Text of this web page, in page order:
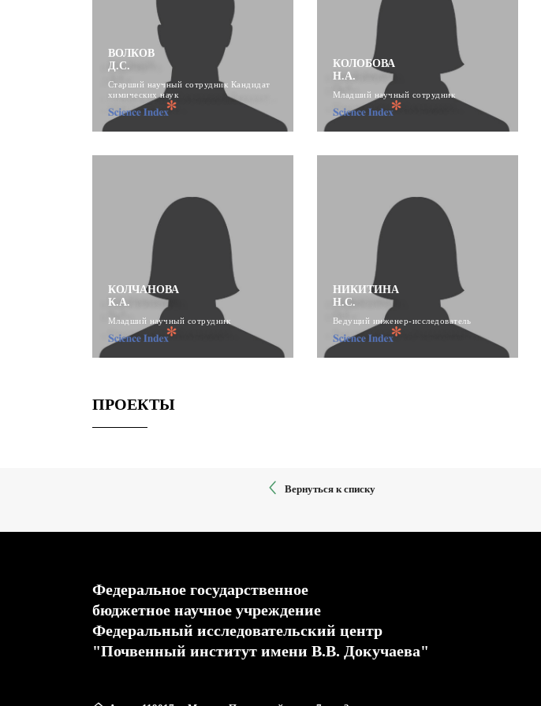
ВОЛКОВ
Д.С.
Старший научный сотрудник Кандидат
химических наук
КОЛОБОВА
Н.А.
Младший научный сотрудник
КОЛЧАНОВА
К.А.
Младший научный сотрудник
НИКИТИНА
Н.С.
Ведущий инженер-исследователь
ПРОЕКТЫ
Вернуться к списку
Федеральное государственное
бюджетное научное учреждение
Федеральный исследовательский центр
"Почвенный институт имени В.В. Докучаева"